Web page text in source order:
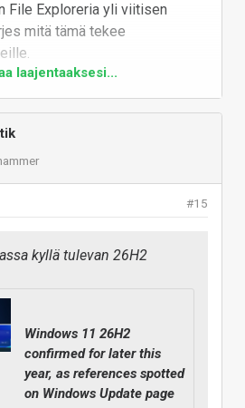
www.windowslatest.com
and probably
could be Copilot in File
change is a new Windows
File Exploreria yli viitisen
mitä tämä tekee
pohjilla kokoajan kysellä että
tuottamaa materiaalia väliin.
kun Officea ei vaan voi
kehnommalla koneella.
laajentaaksesi...
#15
kyllä tulevan 26H2
Windows 11 26H2
confirmed for later this
year, as references spotted
on Windows Update page